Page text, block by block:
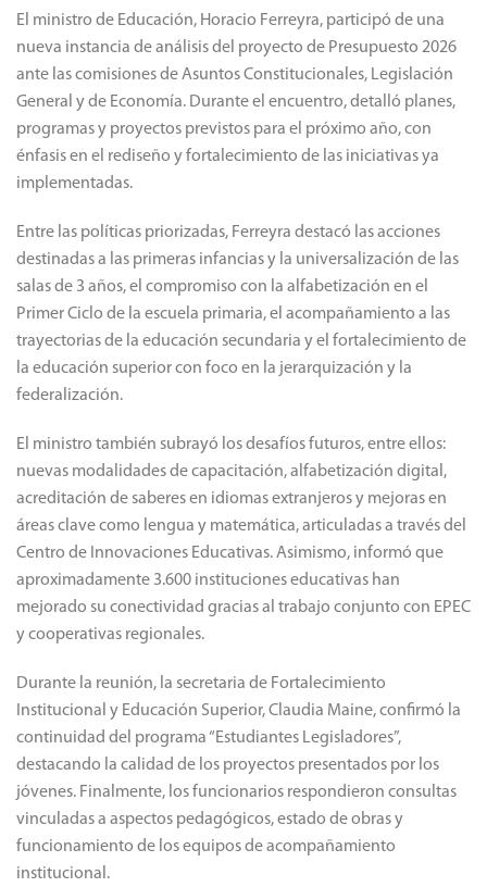
El ministro de Educación, Horacio Ferreyra, participó de una
nueva instancia de análisis del proyecto de Presupuesto 2026
ante las comisiones de Asuntos Constitucionales, Legislación
General y de Economía. Durante el encuentro, detalló planes,
programas y proyectos previstos para el próximo año, con
énfasis en el rediseño y fortalecimiento de las iniciativas ya
implementadas.
Entre las políticas priorizadas, Ferreyra destacó las acciones
destinadas a las primeras infancias y la universalización de las
salas de 3 años, el compromiso con la alfabetización en el
Primer Ciclo de la escuela primaria, el acompañamiento a las
trayectorias de la educación secundaria y el fortalecimiento de
la educación superior con foco en la jerarquización y la
federalización.
El ministro también subrayó los desafíos futuros, entre ellos:
nuevas modalidades de capacitación, alfabetización digital,
acreditación de saberes en idiomas extranjeros y mejoras en
áreas clave como lengua y matemática, articuladas a través del
Centro de Innovaciones Educativas. Asimismo, informó que
aproximadamente 3.600 instituciones educativas han
mejorado su conectividad gracias al trabajo conjunto con EPEC
y cooperativas regionales.
Durante la reunión, la secretaria de Fortalecimiento
Institucional y Educación Superior, Claudia Maine, confirmó la
continuidad del programa “Estudiantes Legisladores”,
destacando la calidad de los proyectos presentados por los
jóvenes. Finalmente, los funcionarios respondieron consultas
vinculadas a aspectos pedagógicos, estado de obras y
funcionamiento de los equipos de acompañamiento
institucional.